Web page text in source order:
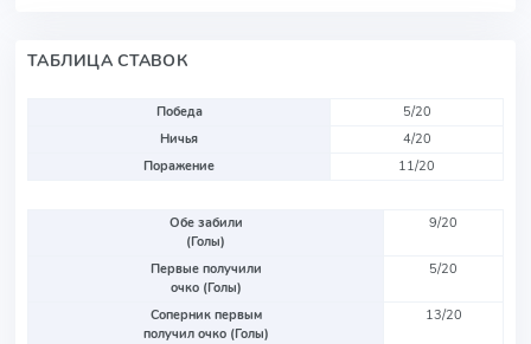
ТАБЛИЦА СТАВОК
Победа
5/20
Ничья
4/20
Поражение
11/20
Обе забили
(Голы)
9/20
Первые получили
очко (Голы)
5/20
Соперник первым
получил очко (Голы)
13/20